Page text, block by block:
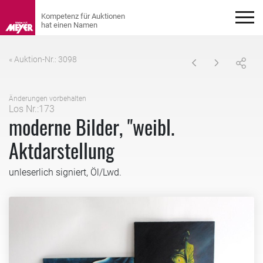
« Auktion-Nr.: 3098
Änderungen vorbehalten
Los Nr.:173
moderne Bilder, "weibl.
Aktdarstellung
unleserlich signiert, Öl/Lwd.